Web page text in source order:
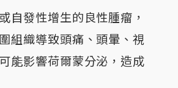
自發性增生的良性腫瘤，
組織導致頭痛、頭暈、視
能影響荷爾蒙分泌，造成